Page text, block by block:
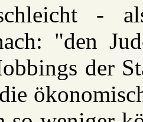
-
"den
der